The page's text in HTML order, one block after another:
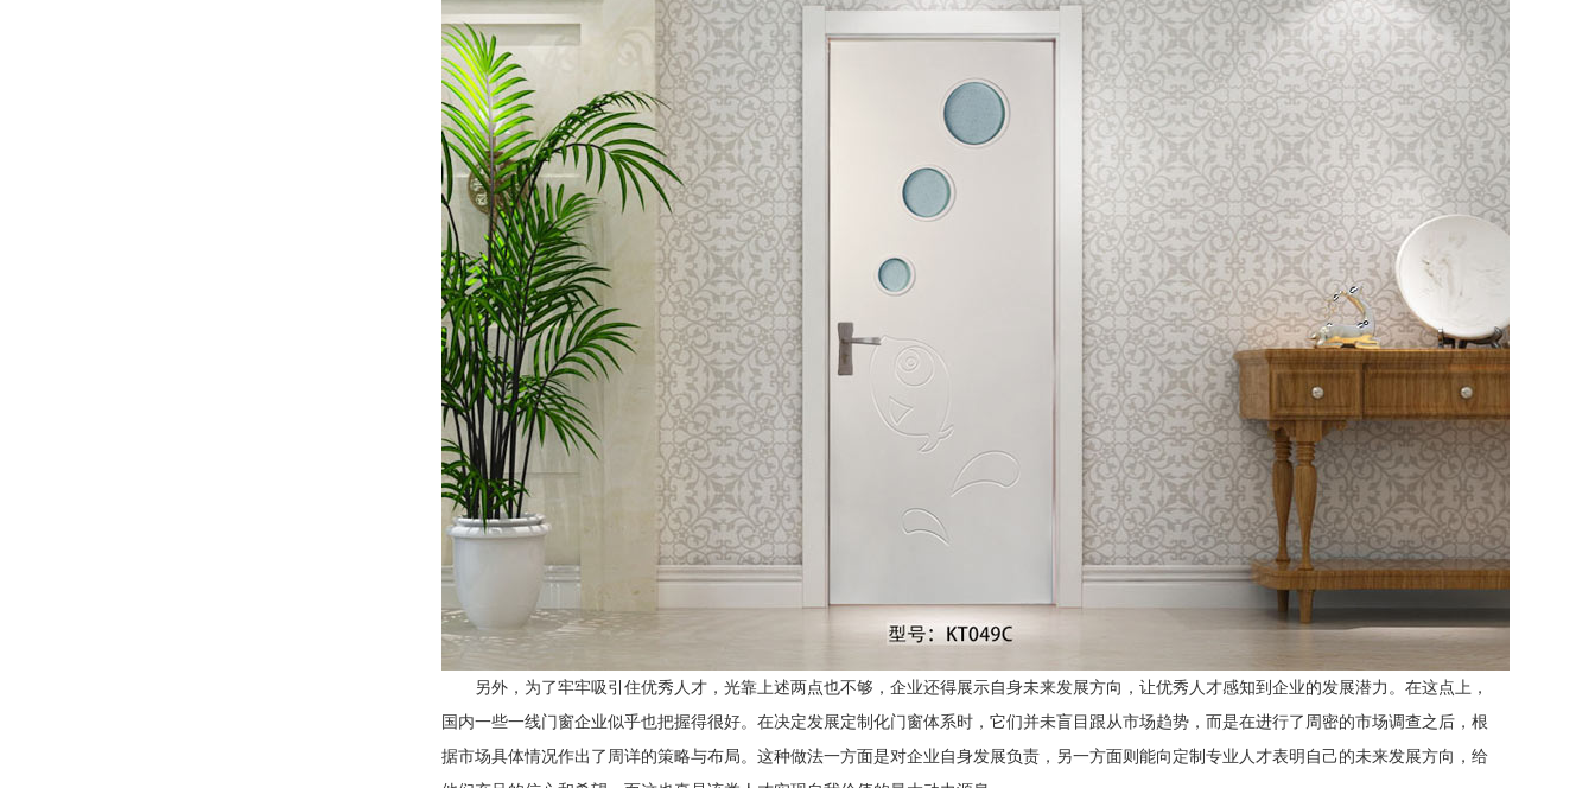
另外，为了牢牢吸引住优秀人才，光靠上述两点也不够，企业还得展示自身未来发展方向，让优秀人才感知到企业的发展潜力。在这点上，
国内一些一线门窗企业似乎也把握得很好。在决定发展定制化门窗体系时，它们并未盲目跟从市场趋势，而是在进行了周密的市场调查之后，根
据市场具体情况作出了周详的策略与布局。这种做法一方面是对企业自身发展负责，另一方面则能向定制专业人才表明自己的未来发展方向，给